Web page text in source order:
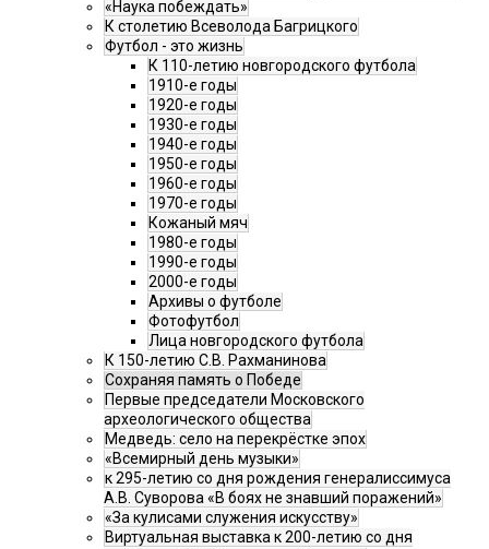
«Наука побеждать»
К столетию Всеволода Багрицкого
Футбол - это жизнь
К 110-летию новгородского футбола
1910-е годы
1920-е годы
1930-е годы
1940-е годы
1950-е годы
1960-е годы
1970-е годы
Кожаный мяч
1980-е годы
1990-е годы
2000-е годы
Архивы о футболе
Фотофутбол
Лица новгородского футбола
К 150-летию С.В. Рахманинова
Сохраняя память о Победе
Первые председатели Московского
археологического общества
Медведь: село на перекрёстке эпох
«Всемирный день музыки»
к 295-летию со дня рождения генералиссимуса
А.В. Суворова «В боях не знавший поражений»
«За кулисами служения искусству»
Виртуальная выставка к 200-летию со дня